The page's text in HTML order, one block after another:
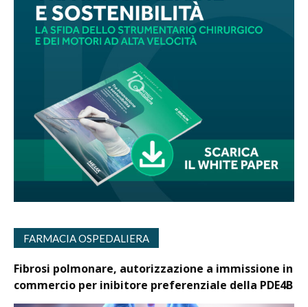
FARMACIA OSPEDALIERA
Fibrosi polmonare, autorizzazione a immissione in
commercio per inibitore preferenziale della PDE4B